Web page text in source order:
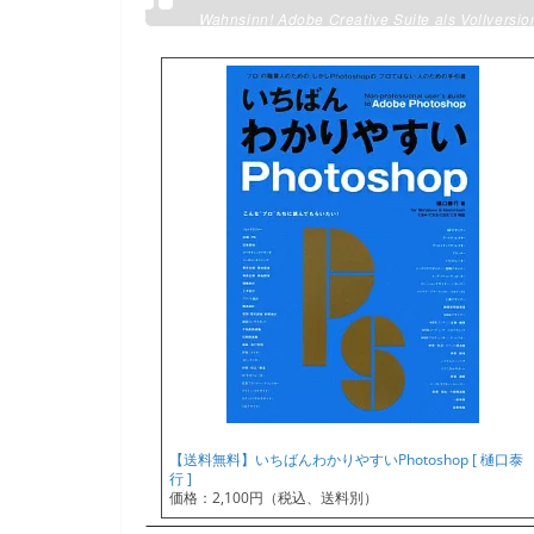
Wahnsinn! Adobe Creative Suite als
【送料無料】いちばんわかりやすいPhotoshop [ 樋口泰
行 ]
価格：2,100円（税込、送料別）